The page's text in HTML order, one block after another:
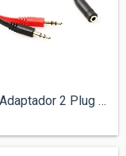
Cable Adaptador 2 Plug 3.5 St a 1 Jack 3...